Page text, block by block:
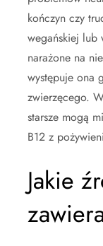
kończyn czy
wegańskiej lub
narażone na
występuje ona
zwierzęcego.
starsze mogą
B12 z
Jakie